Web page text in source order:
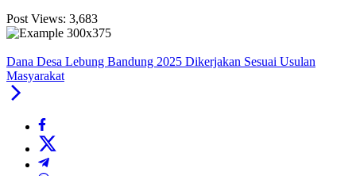
Post Views: 3,683
Dana Desa Lebung Bandung 2025 Dikerjakan Sesuai Usulan
Masyarakat